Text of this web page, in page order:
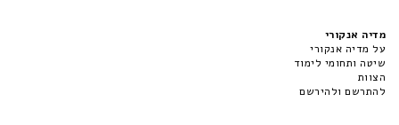
מדיה אנקורי
על מדיה אנקורי
שיטה ותחומי לימוד
הצוות
להתרשם ולהירשם